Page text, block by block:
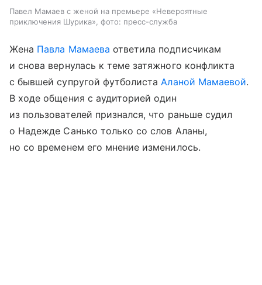
Павел Мамаев с женой на премьере «Невероятные
приключения Шурика», фото: пресс-служба
Жена Павла Мамаева ответила подписчикам
и снова вернулась к теме затяжного конфликта
с бывшей супругой футболиста Аланой Мамаевой.
В ходе общения с аудиторией один
из пользователей признался, что раньше судил
о Надежде Санько только со слов Аланы,
но со временем его мнение изменилось.